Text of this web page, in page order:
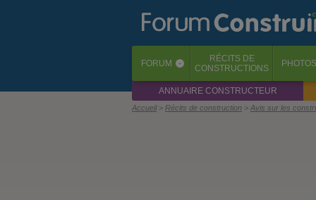
FORUM ‹ RÉCITS DE
CONSTRUCTIONS
PHOTOS
ANNUAIRE CONSTRUCTEUR
Accueil Récits de construction Avis sur les